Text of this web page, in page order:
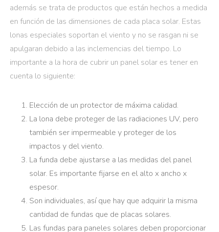
además se trata de productos que están hechos a medida
en función de las dimensiones de cada placa solar. Estas
lonas especiales soportan el viento y no se rasgan ni se
apulgaran debido a las inclemencias del tiempo. Lo
importante a la hora de cubrir un panel solar es tener en
cuenta lo siguiente:
Elección de un protector de máxima calidad.
La lona debe proteger de las radiaciones UV, pero
también ser impermeable y proteger de los
impactos y del viento.
La funda debe ajustarse a las medidas del panel
solar. Es importante fijarse en el alto x ancho x
espesor.
Son individuales, así que hay que adquirir la misma
cantidad de fundas que de placas solares.
Las fundas para paneles solares deben proporcionar